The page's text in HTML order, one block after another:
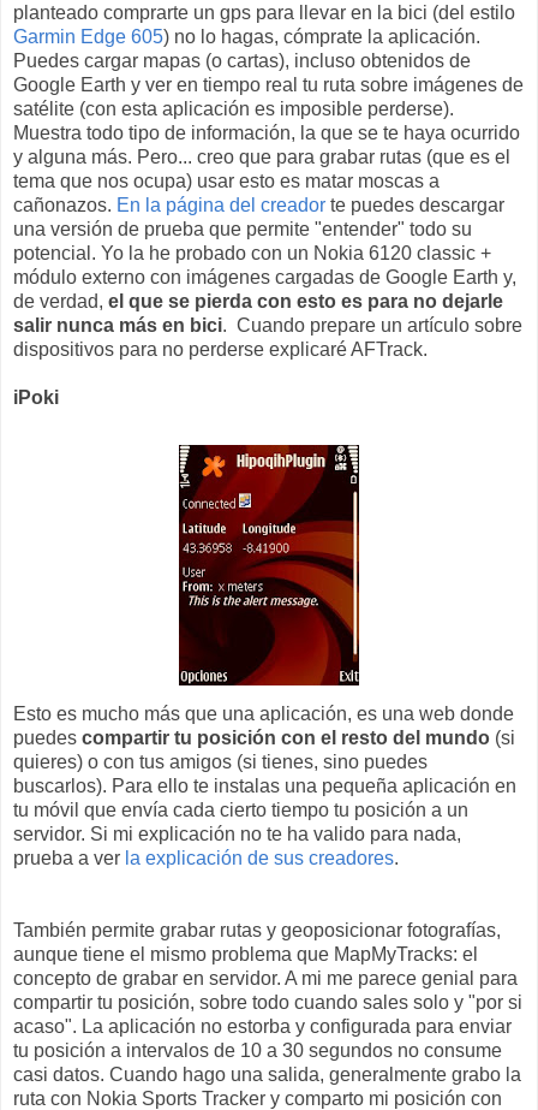
planteado comprarte un gps para llevar en la bici (del estilo
Garmin Edge 605) no lo hagas, cómprate la aplicación.
Puedes cargar mapas (o cartas), incluso obtenidos de
Google Earth y ver en tiempo real tu ruta sobre imágenes de
satélite (con esta aplicación es imposible perderse).
Muestra todo tipo de información, la que se te haya ocurrido
y alguna más. Pero... creo que para grabar rutas (que es el
tema que nos ocupa) usar esto es matar moscas a
cañonazos. En la página del creador te puedes descargar
una versión de prueba que permite "entender" todo su
potencial. Yo la he probado con un Nokia 6120 classic +
módulo externo con imágenes cargadas de Google Earth y,
de verdad, el que se pierda con esto es para no dejarle
salir nunca más en bici. Cuando prepare un artículo sobre
dispositivos para no perderse explicaré AFTrack.
iPoki
Esto es mucho más que una aplicación, es una web donde
puedes compartir tu posición con el resto del mundo (si
quieres) o con tus amigos (si tienes, sino puedes
buscarlos). Para ello te instalas una pequeña aplicación en
tu móvil que envía cada cierto tiempo tu posición a un
servidor. Si mi explicación no te ha valido para nada,
prueba a ver la explicación de sus creadores.
También permite grabar rutas y geoposicionar fotografías,
aunque tiene el mismo problema que MapMyTracks: el
concepto de grabar en servidor. A mi me parece genial para
compartir tu posición, sobre todo cuando sales solo y "por si
acaso". La aplicación no estorba y configurada para enviar
tu posición a intervalos de 10 a 30 segundos no consume
casi datos. Cuando hago una salida, generalmente grabo la
ruta con Nokia Sports Tracker y comparto mi posición con